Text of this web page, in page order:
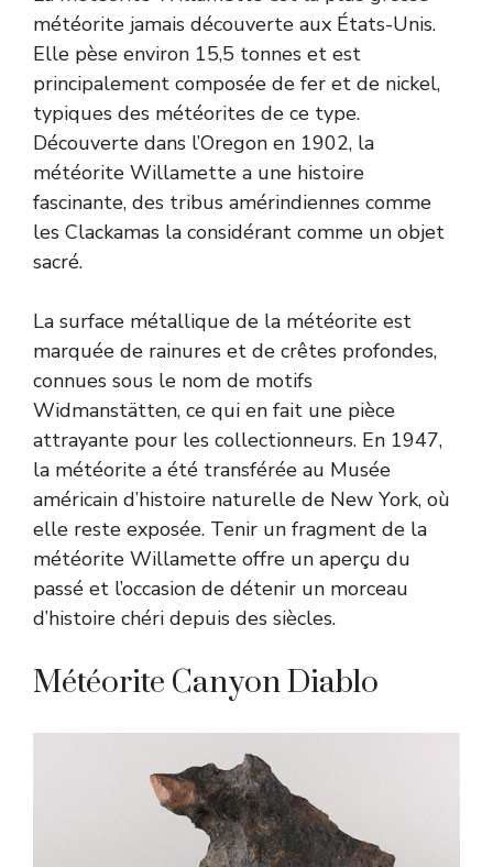
météorite jamais découverte aux États-Unis.
Elle pèse environ 15,5 tonnes et est
principalement composée de fer et de nickel,
typiques des météorites de ce type.
Découverte dans l’Oregon en 1902, la
météorite Willamette a une histoire
fascinante, des tribus amérindiennes comme
les Clackamas la considérant comme un objet
sacré.
La surface métallique de la météorite est
marquée de rainures et de crêtes profondes,
connues sous le nom de motifs
Widmanstätten, ce qui en fait une pièce
attrayante pour les collectionneurs. En 1947,
la météorite a été transférée au Musée
américain d’histoire naturelle de New York, où
elle reste exposée. Tenir un fragment de la
météorite Willamette offre un aperçu du
passé et l’occasion de détenir un morceau
d’histoire chéri depuis des siècles.
Météorite Canyon Diablo